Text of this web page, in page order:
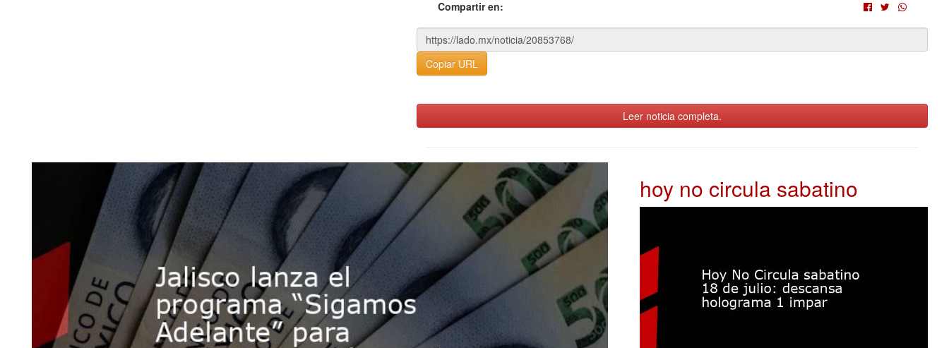
Compartir en:
Copiar URL
Leer noticia completa.
hoy no circula sabatino